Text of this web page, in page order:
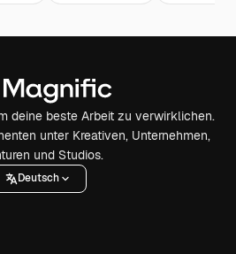
deine beste Arbeit zu verwirklichen.
unter Kreativen, Unternehmen,
und Studios.
Deutsch